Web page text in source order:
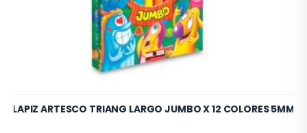
LAPIZ ARTESCO TRIANG LARGO JUMBO X 12 COLORES 5MM